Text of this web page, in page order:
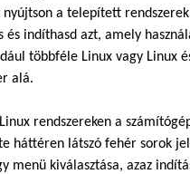
a telepített
indíthasd azt, amely
többféle Linux vagy Linux
alá.
rendszereken a
háttéren látszó fehér sorok
kiválasztása, azaz